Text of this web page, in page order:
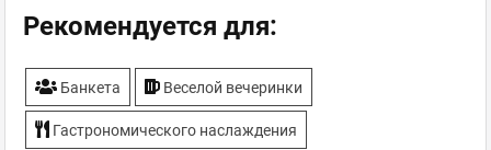
разработанное меню завтраков
Котеджи - 19 домиков на 6-8 человек, 3 домика
на 12 человек, 1 домик до 30 человек
территория, прилегающая к лесу, прекрасно
Рекомендуется для:
Банкета Веселой вечеринки
Гастрономического наслаждения